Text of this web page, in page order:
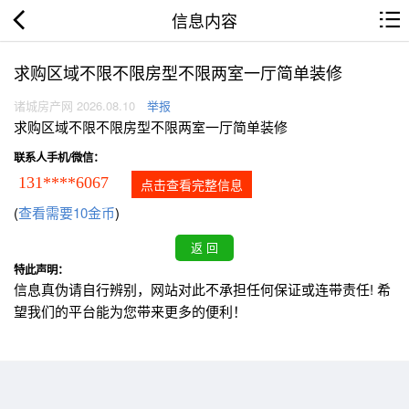
信息内容
求购区域不限不限房型不限两室一厅简单装修
诸城房产网 2026.08.10 举报
求购区域不限不限房型不限两室一厅简单装修
联系人手机/微信：
131****6067 点击查看完整信息
(查看需要10金币)
特此声明：
信息真伪请自行辨别，网站对此不承担任何保证或连带责任! 希
望我们的平台能为您带来更多的便利！